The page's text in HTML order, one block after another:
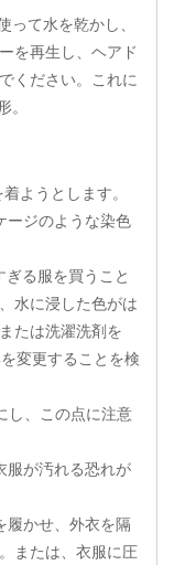
って水を乾かし、
を再生し、ヘアド
ください。これに
。
ようとします。
ージのような染色
る服を買うこと
水に浸した色がは
たは洗濯洗剤を
変更することを検
し、この点に注意
服が汚れる恐れが
履かせ、外衣を隔
または、衣服に圧